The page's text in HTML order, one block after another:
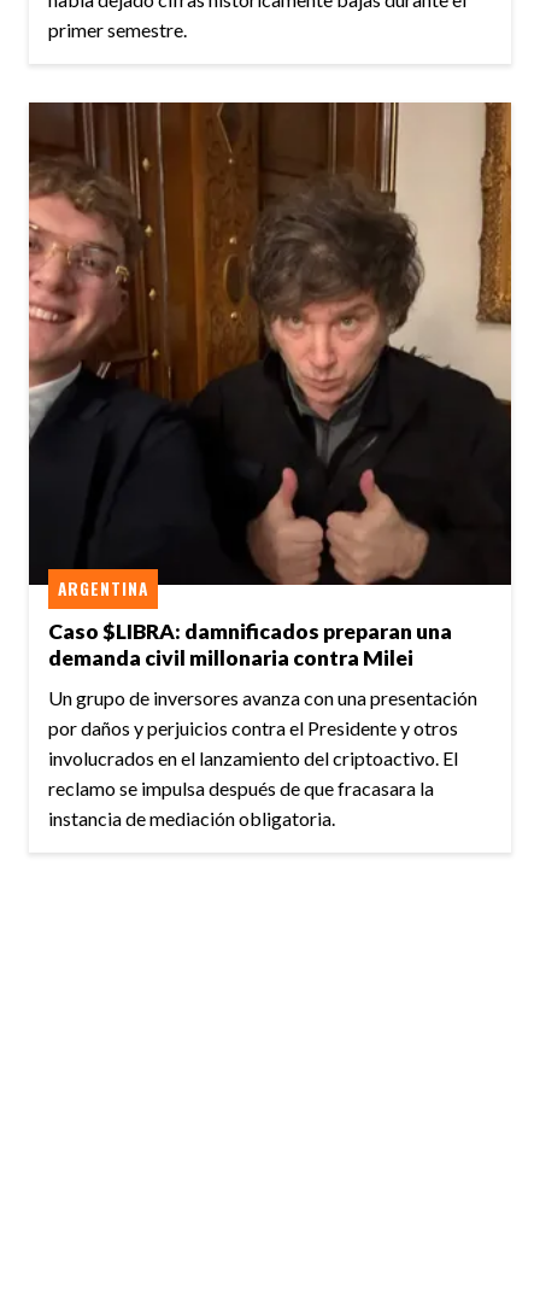
primer semestre.
Caso $LIBRA: damnificados preparan una
demanda civil millonaria contra Milei
ARGENTINA
Un grupo de inversores avanza con una presentación
por daños y perjuicios contra el Presidente y otros
involucrados en el lanzamiento del criptoactivo. El
reclamo se impulsa después de que fracasara la
instancia de mediación obligatoria.